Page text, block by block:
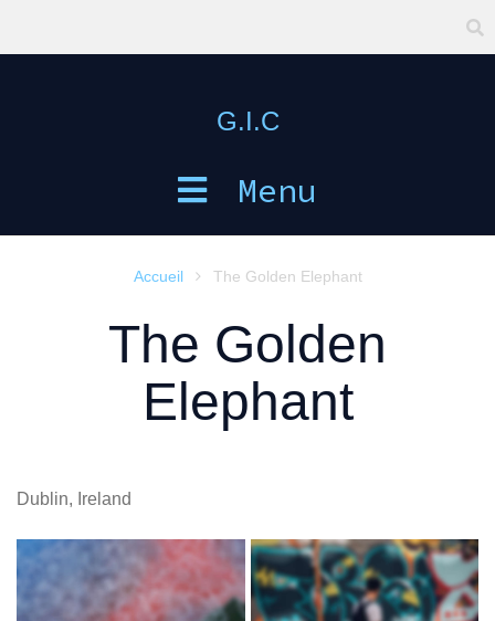
G.I.C
Menu
Accueil  The Golden Elephant
The Golden
Elephant
Dublin, Ireland